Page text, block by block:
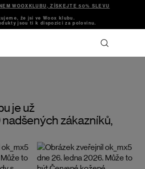
WOOXKLUBU, ZÍSKEJTE 50% SLEVU
že jsi ve Woox klubu.
jsou ti k dispozici za polovinu.
je už
nadšených zákazníků,